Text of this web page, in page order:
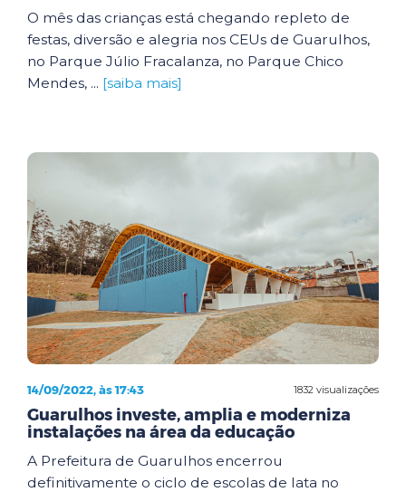
O mês das crianças está chegando repleto de
festas, diversão e alegria nos CEUs de Guarulhos,
no Parque Júlio Fracalanza, no Parque Chico
Mendes, ... [saiba mais]
1832 visualizações
14/09/2022, às 17:43
Guarulhos investe, amplia e moderniza
instalações na área da educação
A Prefeitura de Guarulhos encerrou
definitivamente o ciclo de escolas de lata no